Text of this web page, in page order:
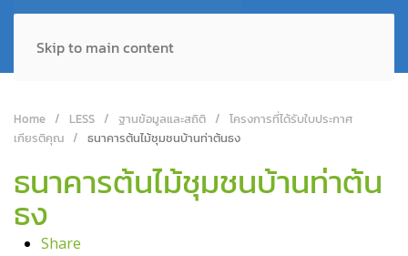
Skip to main content
Home LESS ฐานข้อมูลและสถิติ
โครงการที่ได้รับใบประกาศ
เกียรติคุณ
ธนาคารต้นไม้ชุมชนบ้านท่าต้นธง
ธนาคารต้นไม้ชุมชนบ้านท่าต้น
ธง
Share